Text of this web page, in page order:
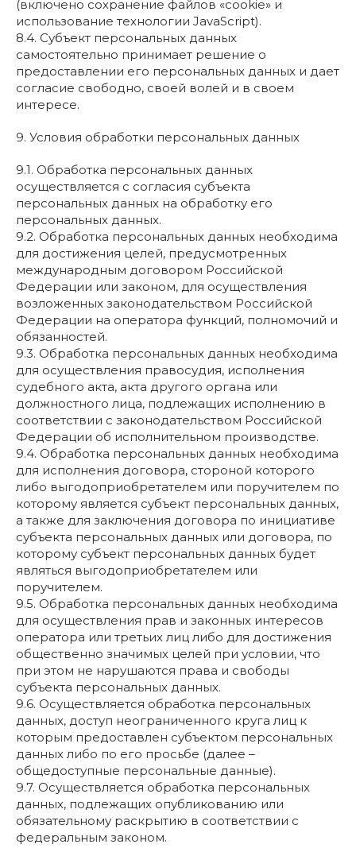
(включено сохранение файлов «cookie» и
использование технологии JavaScript).
8.4. Субъект персональных данных
самостоятельно принимает решение о
предоставлении его персональных данных и дает
согласие свободно, своей волей и в своем
интересе.
9. Условия обработки персональных данных
9.1. Обработка персональных данных
осуществляется с согласия субъекта
персональных данных на обработку его
персональных данных.
9.2. Обработка персональных данных необходима
для достижения целей, предусмотренных
международным договором Российской
Федерации или законом, для осуществления
возложенных законодательством Российской
Федерации на оператора функций, полномочий и
обязанностей.
9.3. Обработка персональных данных необходима
для осуществления правосудия, исполнения
судебного акта, акта другого органа или
должностного лица, подлежащих исполнению в
соответствии с законодательством Российской
Федерации об исполнительном производстве.
9.4. Обработка персональных данных необходима
для исполнения договора, стороной которого
либо выгодоприобретателем или поручителем по
которому является субъект персональных данных,
а также для заключения договора по инициативе
субъекта персональных данных или договора, по
которому субъект персональных данных будет
являться выгодоприобретателем или
поручителем.
9.5. Обработка персональных данных необходима
для осуществления прав и законных интересов
оператора или третьих лиц либо для достижения
общественно значимых целей при условии, что
при этом не нарушаются права и свободы
субъекта персональных данных.
9.6. Осуществляется обработка персональных
данных, доступ неограниченного круга лиц к
которым предоставлен субъектом персональных
данных либо по его просьбе (далее –
общедоступные персональные данные).
9.7. Осуществляется обработка персональных
данных, подлежащих опубликованию или
обязательному раскрытию в соответствии с
федеральным законом.